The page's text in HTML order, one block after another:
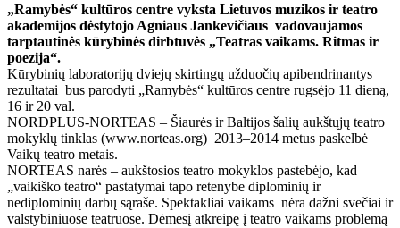
„Ramybės“ kultūros centre vyksta Lietuvos muzikos ir teatro
akademijos dėstytojo Agniaus Jankevičiaus vadovaujamos
tarptautinės kūrybinės dirbtuvės „Teatras vaikams. Ritmas ir
poezija“.
Kūrybinių laboratorijų dviejų skirtingų užduočių apibendrinantys
rezultatai bus parodyti „Ramybės“ kultūros centre rugsėjo 11 dieną,
16 ir 20 val.
NORDPLUS-NORTEAS – Šiaurės ir Baltijos šalių aukštųjų teatro
mokyklų tinklas (www.norteas.org) 2013–2014 metus paskelbė
Vaikų teatro metais.
NORTEAS narės – aukštosios teatro mokyklos pastebėjo, kad
„vaikiško teatro“ pastatymai tapo retenybe diplominių ir
nediplominių darbų sąraše. Spektakliai vaikams nėra dažni svečiai ir
valstybiniuose teatruose. Dėmesį atkreipę į teatro vaikams problemą